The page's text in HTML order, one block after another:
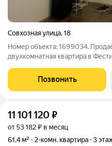
Совхозная улица,18
Номер объекта: 1699034.
двухкомнатная квартира в
после ремонта, никто не
изолированные, окна
Позвонить
11 101 120 ₽
от 53 182 ₽ в месяц
61,4 м²
2-комн. квартира 3